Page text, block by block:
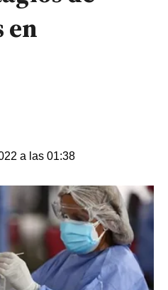
en
a las 01:38